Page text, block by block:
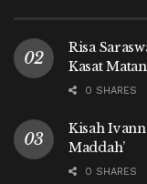
Risa
Kasat
0 SHARES
Kisah
Maddah’
0 SHARES